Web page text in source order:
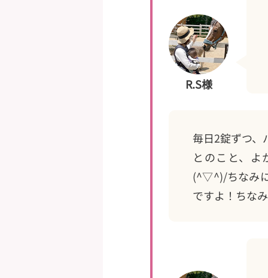
R.S様
毎日2錠ずつ、
とのこと、
(^▽^)/ちなみ
ですよ！ちな